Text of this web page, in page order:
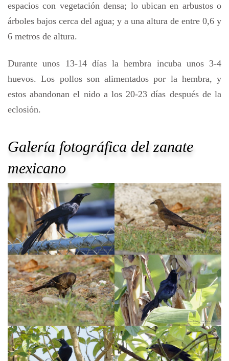
espacios con vegetación densa; lo ubican en arbustos o
árboles bajos cerca del agua; y a una altura de entre 0,6 y
6 metros de altura.
Durante unos 13-14 días la hembra incuba unos 3-4
huevos. Los pollos son alimentados por la hembra, y
estos abandonan el nido a los 20-23 días después de la
eclosión.
Galería fotográfica del zanate
mexicano